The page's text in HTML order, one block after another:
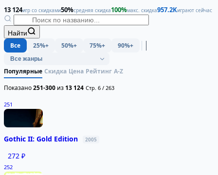
13 124игр со скидками50%средняя скидка100%макс. скидка957.2Kиграют сейчас
Найти
Все 25%+ 50%+ 75%+ 90%+
Популярные Скидка Цена Рейтинг A-Z
Показано251-300 из13 124 Стр. 6 / 263
251
Gothic II: Gold Edition 2005
272 ₽
252